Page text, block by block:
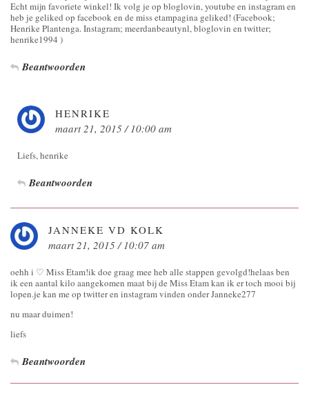
Echt mijn favoriete winkel! Ik volg je op bloglovin, youtube en instagram en
heb je geliked op facebook en de miss etampagina geliked! (Facebook;
Henrike Plantenga. Instagram; meerdanbeautynl, bloglovin en twitter;
henrike1994 )
Beantwoorden
HENRIKE
maart 21, 2015 / 10:00 am
Liefs, henrike
Beantwoorden
JANNEKE VD KOLK
maart 21, 2015 / 10:07 am
oehh i ♡ Miss Etam!ik doe graag mee heb alle stappen gevolgd!helaas ben
ik een aantal kilo aangekomen maat bij de Miss Etam kan ik er toch mooi bij
lopen.je kan me op twitter en instagram vinden onder Janneke277
nu maar duimen!
liefs
Beantwoorden